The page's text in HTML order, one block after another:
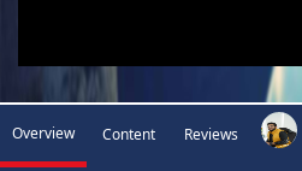
Overview Content Reviews